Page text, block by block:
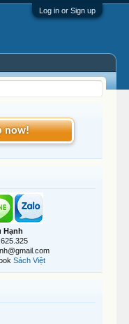
Log in or Sign up
now!
Hạnh
Sách Việt